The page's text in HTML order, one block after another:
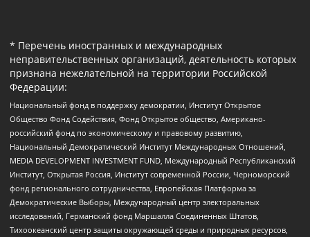
* Перечень иностранных и международных
неправительственных организаций, деятельность которых
признана нежелательной на территории Российской
Федерации:
Национальный фонд в поддержку демократии, Институт Открытое
Общество Фонд Содействия, Фонд Открытое общество, Американо-
российский фонд по экономическому и правовому развитию,
Национальный Демократический Институт Международных Отношений,
MEDIA DEVELOPMENT INVESTMENT FUND, Международный Республиканский
Институт, Открытая Россия, Институт современной России, Черноморский
фонд регионального сотрудничества, Европейская Платформа за
Демократические Выборы, Международный центр электоральных
исследований, Германский фонд Маршалла Соединенных Штатов,
Тихоокеанский центр защиты окружающей среды и природных ресурсов,